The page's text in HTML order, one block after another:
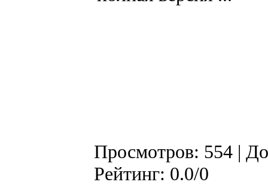
Просмотров: 554 |
Рейтинг: 0.0/0